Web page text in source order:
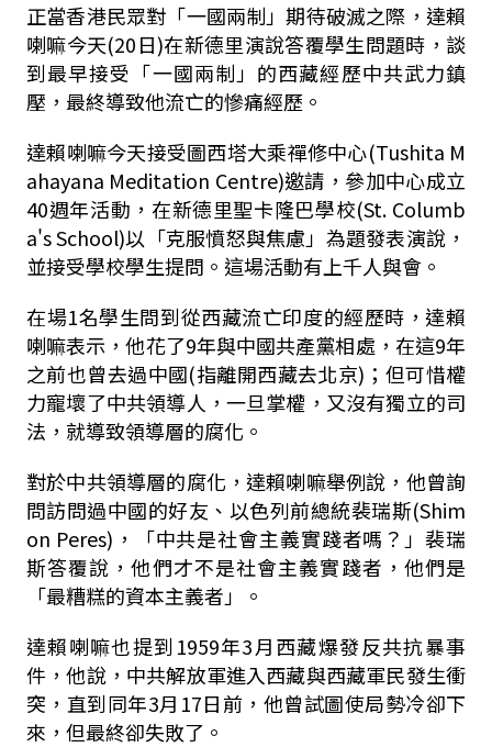
正當香港民眾對「一國兩制」期待破滅之際，達賴
喇嘛今天(20日)在新德里演說答覆學生問題時，談
到最早接受「一國兩制」的西藏經歷中共武力鎮
壓，最終導致他流亡的慘痛經歷。
達賴喇嘛今天接受圖西塔大乘禪修中心(Tushita M
ahayana Meditation Centre)邀請，參加中心成立
40週年活動，在新德里聖卡隆巴學校(St. Columb
a's School)以「克服憤怒與焦慮」為題發表演說，
並接受學校學生提問。這場活動有上千人與會。
在場1名學生問到從西藏流亡印度的經歷時，達賴
喇嘛表示，他花了9年與中國共產黨相處，在這9年
之前也曾去過中國(指離開西藏去北京)；但可惜權
力寵壞了中共領導人，一旦掌權，又沒有獨立的司
法，就導致領導層的腐化。
對於中共領導層的腐化，達賴喇嘛舉例說，他曾詢
問訪問過中國的好友、以色列前總統裴瑞斯(Shim
on Peres)，「中共是社會主義實踐者嗎？」裴瑞
斯答覆說，他們才不是社會主義實踐者，他們是
「最糟糕的資本主義者」。
達賴喇嘛也提到1959年3月西藏爆發反共抗暴事
件，他說，中共解放軍進入西藏與西藏軍民發生衝
突，直到同年3月17日前，他曾試圖使局勢冷卻下
來，但最終卻失敗了。